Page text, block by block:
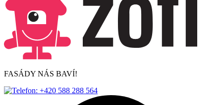
FASÁDY NÁS BAVÍ!